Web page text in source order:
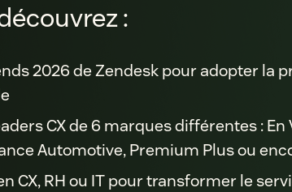
:
2026 de Zendesk pour adopter la
CX de 6 marques différentes :
Automotive, Premium Plus ou
CX, RH ou IT pour transformer le